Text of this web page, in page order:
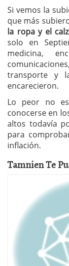
Si vemos la
que más
la ropa y el
solo en
medicina,
transporte y
encarecieron.
Lo peor no
conocerse en
altos todavía
para
inflación.
Tamnien Te